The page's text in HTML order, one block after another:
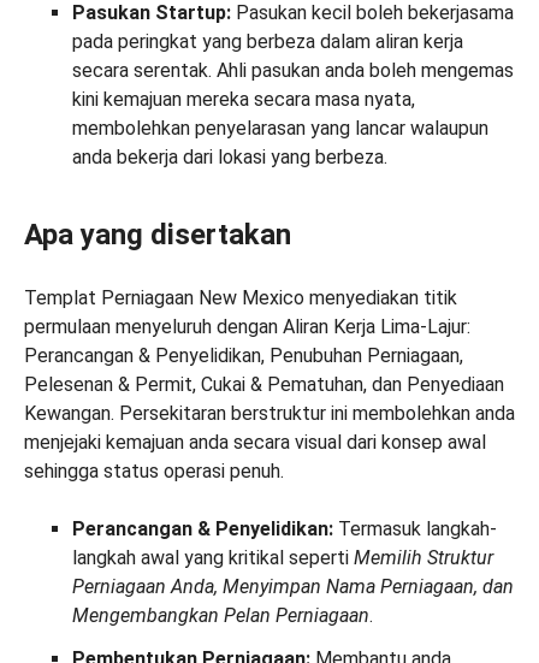
Pasukan Startup: Pasukan kecil boleh bekerjasama
pada peringkat yang berbeza dalam aliran kerja
secara serentak. Ahli pasukan anda boleh mengemas
kini kemajuan mereka secara masa nyata,
membolehkan penyelarasan yang lancar walaupun
anda bekerja dari lokasi yang berbeza.
Apa yang disertakan
Templat Perniagaan New Mexico menyediakan titik
permulaan menyeluruh dengan Aliran Kerja Lima-Lajur:
Perancangan & Penyelidikan, Penubuhan Perniagaan,
Pelesenan & Permit, Cukai & Pematuhan, dan Penyediaan
Kewangan. Persekitaran berstruktur ini membolehkan anda
menjejaki kemajuan anda secara visual dari konsep awal
sehingga status operasi penuh.
Perancangan & Penyelidikan: Termasuk langkah-
langkah awal yang kritikal seperti Memilih Struktur
Perniagaan Anda, Menyimpan Nama Perniagaan, dan
Mengembangkan Pelan Perniagaan.